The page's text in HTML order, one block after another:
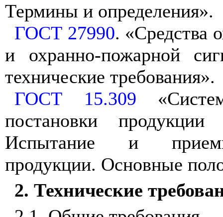
Термины и определения».
ГОСТ 27990. «Средства
и охранно-пожарной
технические требования».
ГОСТ 15.309
постановки продукции
Испытание и
продукции. Основные
2. Технические